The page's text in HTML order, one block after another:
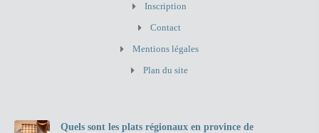
Inscription
Contact
Mentions légales
Plan du site
Quels sont les plats régionaux en province de